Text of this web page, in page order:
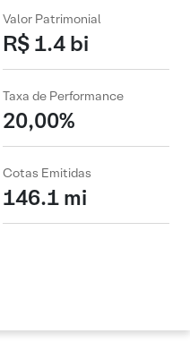
Valor Patrimonial
R$ 1.4 bi
Taxa de Performance
20,00%
Cotas Emitidas
146.1 mi